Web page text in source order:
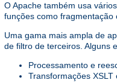
O Apache também usa
funções como fragmentação
Uma gama mais ampla de
de filtro de terceiros. Alguns
Processamento e
Transformações XSLT